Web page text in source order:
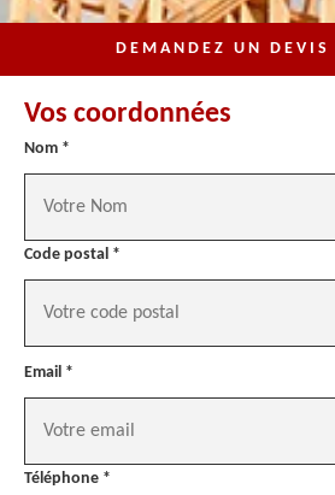
DEMANDEZ UN DEVIS
Vos coordonnées
Nom *
Code postal *
Email *
Téléphone *